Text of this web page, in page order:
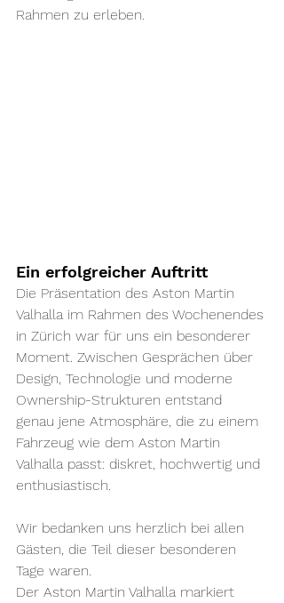
Rahmen zu erleben.
Ein erfolgreicher Auftritt
Die Präsentation des Aston Martin
Valhalla im Rahmen des Wochenendes
in Zürich war für uns ein besonderer
Moment. Zwischen Gesprächen über
Design, Technologie und moderne
Ownership-Strukturen entstand
genau jene Atmosphäre, die zu einem
Fahrzeug wie dem Aston Martin
Valhalla passt: diskret, hochwertig und
enthusiastisch.
Wir bedanken uns herzlich bei allen
Gästen, die Teil dieser besonderen
Tage waren.
Der Aston Martin Valhalla markiert